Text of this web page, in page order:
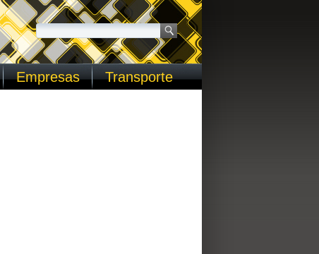
Empresas Transporte